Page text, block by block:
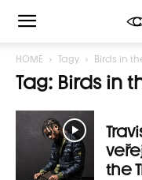
HOME Tagy Birds in
Tag: Birds in
the